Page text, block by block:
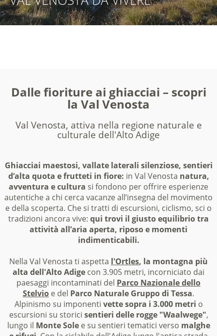
ASSAPORARE
SCOPRIRE
Dalle fioriture ai ghiacciai – scopri
la Val Venosta
Val Venosta, attiva nella regione naturale e
culturale dell'Alto Adige
Ghiacciai maestosi, vallate laterali silenziose, sentieri
d’alta quota e frutteti in fiore: in Val Venosta natura,
avventura e cultura si fondono per offrire esperienze
autentiche a chi cerca vacanze all’insegna del movimento
e della scoperta. Che si tratti di escursioni, ciclismo, sci o
tradizioni ancora vive: qui trovi il giusto equilibrio tra
attività all’aria aperta, riposo e momenti
indimenticabili.
Nella Val Venosta ti aspetta l'Ortles, la montagna più
alta dell'Alto Adige con 3.905 metri, incorniciato dai
paesaggi incontaminati del Parco Nazionale dello
Stelvio e del Parco Naturale Gruppo di Tessa.
Alpinismo su imponenti vette sopra i 3.000 metri o
escursioni su storici sentieri delle rogge "Waalwege",
lungo il Monte Solee su sentieri tematici verso malghe